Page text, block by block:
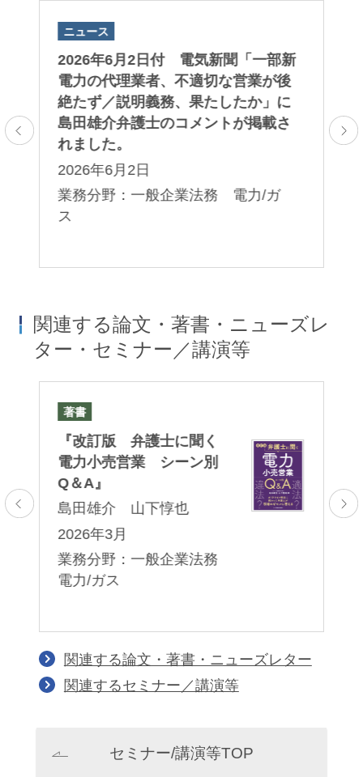
ニュース
2026年6月2日付 電気新聞「一部新
電力の代理業者、不適切な営業が後
絶たず／説明義務、果たしたか」に
島田雄介弁護士のコメントが掲載さ
れました。
2026年6月2日
業務分野：一般企業法務 電力/ガ
ス
有
関連する論文・著書・ニューズレ
ター・セミナー／講演等
著書
『改訂版 弁護士に聞く
電力小売営業 シーン別
Q＆A』
島田雄介 山下惇也
2026年3月
業務分野：一般企業法務
電力/ガス
解
関連する論文・著書・ニューズレター
関連するセミナー／講演等
セミナー/講演等TOP